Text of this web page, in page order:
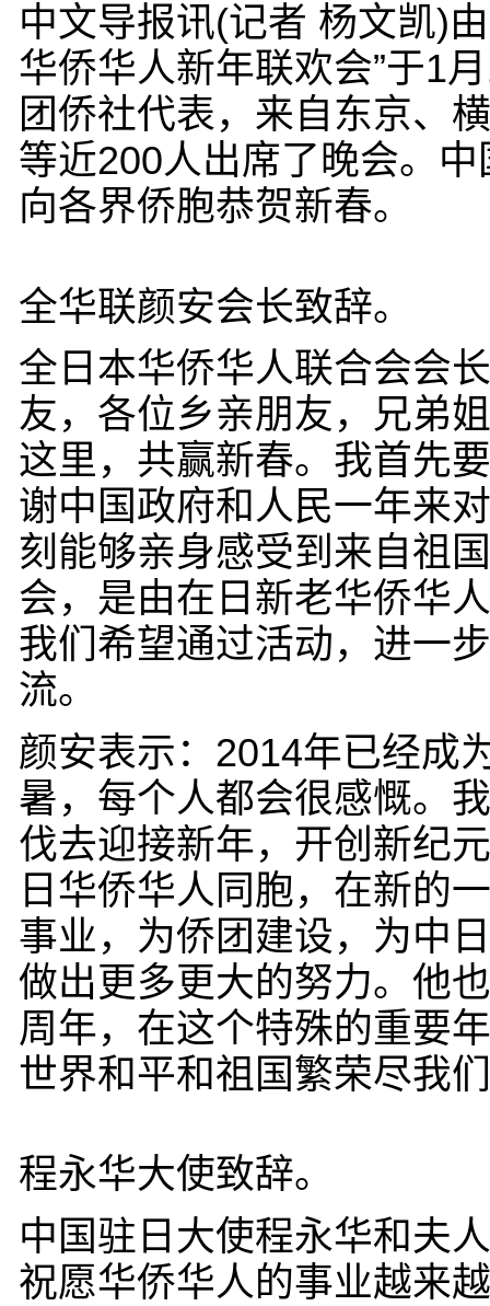
中文导报讯(记者 杨文凯)
华侨华人新年联欢会”于1
团侨社代表，来自东京、
等近200人出席了晚会。
向各界侨胞恭贺新春。
全华联颜安会长致辞。
全日本华侨华人联合会会
友，各位乡亲朋友，兄弟
这里，共赢新春。我首先
谢中国政府和人民一年来
刻能够亲身感受到来自祖
会，是由在日新老华侨华
我们希望通过活动，进一
流。
颜安表示：2014年已经成
暑，每个人都会很感慨。
伐去迎接新年，开创新纪
日华侨华人同胞，在新的
事业，为侨团建设，为中
做出更多更大的努力。他
周年，在这个特殊的重要
世界和平和祖国繁荣尽我
程永华大使致辞。
中国驻日大使程永华和夫
祝愿华侨华人的事业越来